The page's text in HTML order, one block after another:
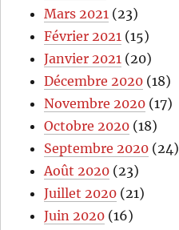
Mars 2021 (23)
Février 2021 (15)
Janvier 2021 (20)
Décembre 2020 (18)
Novembre 2020 (17)
Octobre 2020 (18)
Septembre 2020 (24)
Août 2020 (23)
Juillet 2020 (21)
Juin 2020 (16)